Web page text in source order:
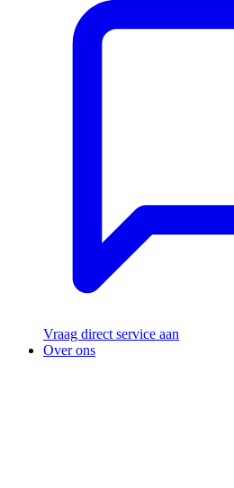
Vraag direct service aan
Over ons